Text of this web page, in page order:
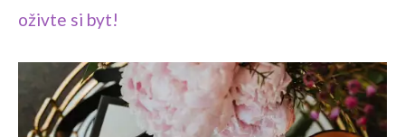
oživte si byt!